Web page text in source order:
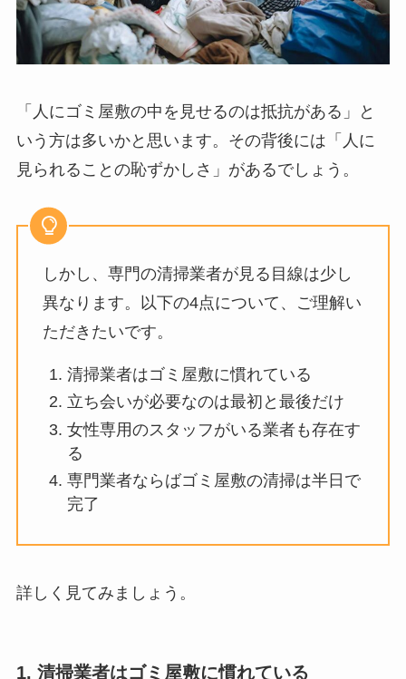
「人にゴミ屋敷の中を見せるのは抵抗がある」と
いう方は多いかと思います。その背後には「人に
見られることの恥ずかしさ」があるでしょう。
しかし、専門の清掃業者が見る目線は少し
異なります。以下の4点について、ご理解い
ただきたいです。
清掃業者はゴミ屋敷に慣れている
立ち会いが必要なのは最初と最後だけ
女性専用のスタッフがいる業者も存在す
る
専門業者ならばゴミ屋敷の清掃は半日で
完了
詳しく見てみましょう。
1. 清掃業者はゴミ屋敷に慣れている